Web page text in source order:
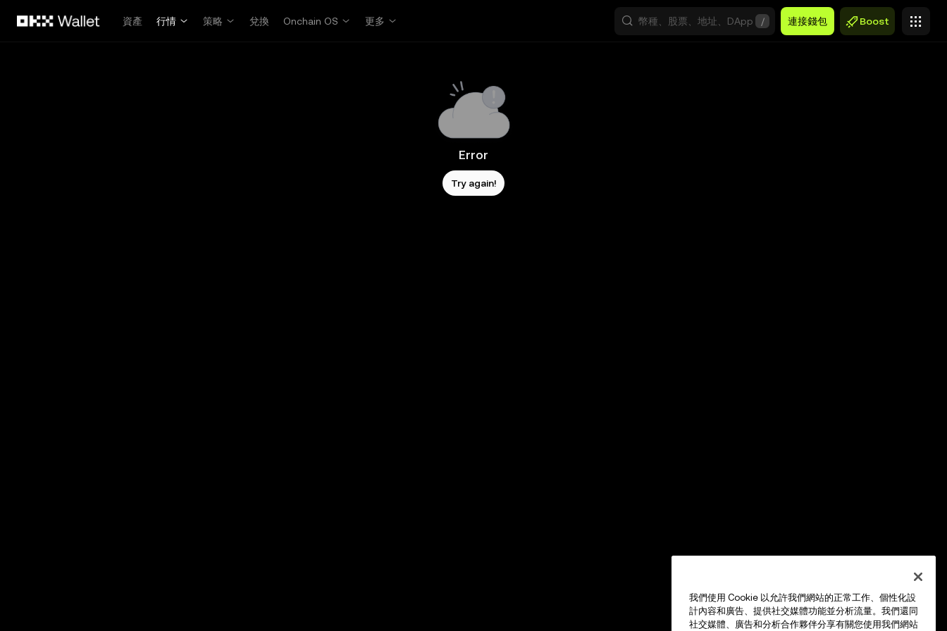
資產
行情 策略 兌換 Onchain OS 更多 / 連接錢包 Boost
Error
Try again!
我們使用 Cookie 以允許我們網站的正常工作、個性化設
計內容和廣告、提供社交媒體功能並分析流量。我們還同
社交媒體、廣告和分析合作夥伴分享有關您使用我們網站